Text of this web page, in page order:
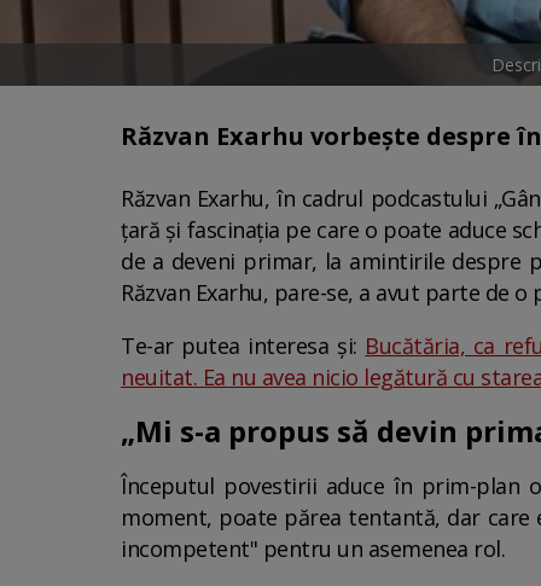
Răzvan Exarhu vorbește
Răzvan Exarhu, în cadrul podcastului
țară și fascinația pe care o poate aduce
de a deveni primar, la amintirile despre
Răzvan Exarhu, pare-se, a avut parte de
Te-ar putea interesa și: Bucătăria, ca
neuitat. Ea nu avea nicio legătură cu
„Mi s-a propus să devin
Începutul povestirii aduce în prim-plan
moment, poate părea tentantă, dar care
incompetent" pentru un asemenea rol.